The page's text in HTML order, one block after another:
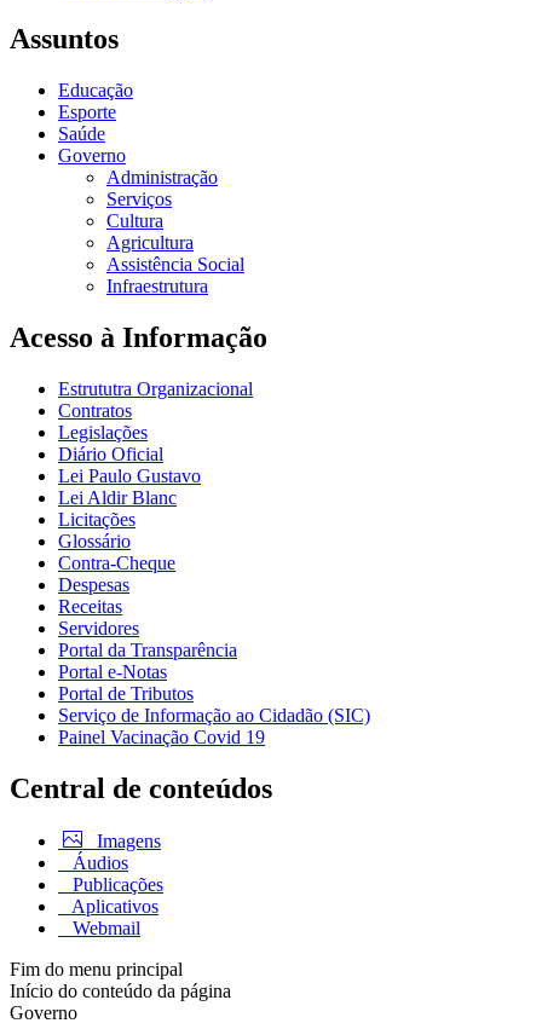
Assuntos
Educação
Esporte
Saúde
Governo
Administração
Serviços
Cultura
Agricultura
Assistência Social
Infraestrutura
Acesso à Informação
Estrututra Organizacional
Contratos
Legislações
Diário Oficial
Lei Paulo Gustavo
Lei Aldir Blanc
Licitações
Glossário
Contra-Cheque
Despesas
Receitas
Servidores
Portal da Transparência
Portal e-Notas
Portal de Tributos
Serviço de Informação ao Cidadão (SIC)
Painel Vacinação Covid 19
Central de conteúdos
Imagens
Áudios
Publicações
Aplicativos
Webmail
Fim do menu principal
Início do conteúdo da página
Governo